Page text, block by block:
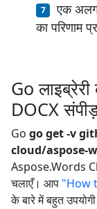
एक
का परिणाम
Go
DOCX
Go go get -v
cloud/aspose-
Aspose.Words
चलाएँ। आप "How
के बारे में बहुत